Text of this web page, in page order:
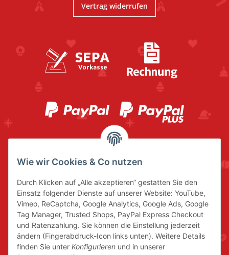
Vertrag widerrufen
Wie wir Cookies & Co nutzen
Durch Klicken auf „Alle akzeptieren“ gestatten Sie den
Einsatz folgender Dienste auf unserer Website: YouTube,
Vimeo, ReCaptcha, Google Analytics, Google Ads, Google
Tag Manager, Trusted Shops, PayPal Express Checkout
und Ratenzahlung. Sie können die Einstellung jederzeit
ändern (Fingerabdruck-Icon links unten). Weitere Details
finden Sie unter Konfigurieren und in unserer